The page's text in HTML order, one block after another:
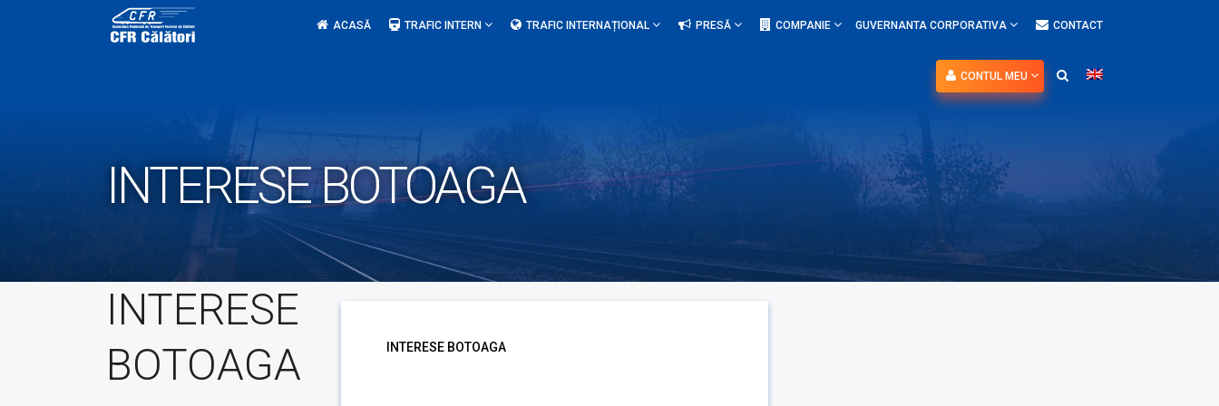
ACASĂ TRAFIC INTERN TRAFIC INTERNAȚIONAL PRESĂ COMPANIE GUVERNANTA CORPORATIVA CONTACT
CONTUL MEU
INTERESE BOTOAGA
INTERESE
BOTOAGA
INTERESE BOTOAGA